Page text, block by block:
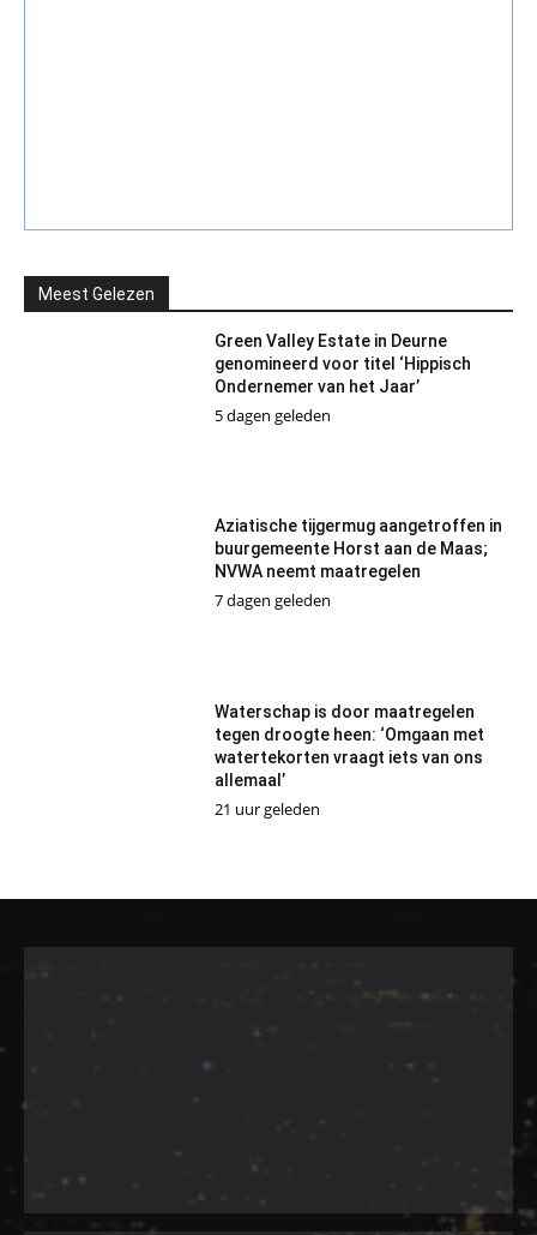
Meest Gelezen
Green Valley Estate in Deurne
genomineerd voor titel ‘Hippisch
Ondernemer van het Jaar’
5 dagen geleden
Aziatische tijgermug aangetroffen in
buurgemeente Horst aan de Maas;
NVWA neemt maatregelen
7 dagen geleden
Waterschap is door maatregelen
tegen droogte heen: ‘Omgaan met
watertekorten vraagt iets van ons
allemaal’
21 uur geleden